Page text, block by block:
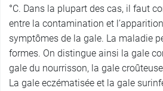
°C. Dans la plupart des cas, il faut
entre la contamination et
symptômes de la gale. La maladie
formes. On distingue ainsi la gale
gale du nourrisson, la gale
La gale eczématisée et la gale